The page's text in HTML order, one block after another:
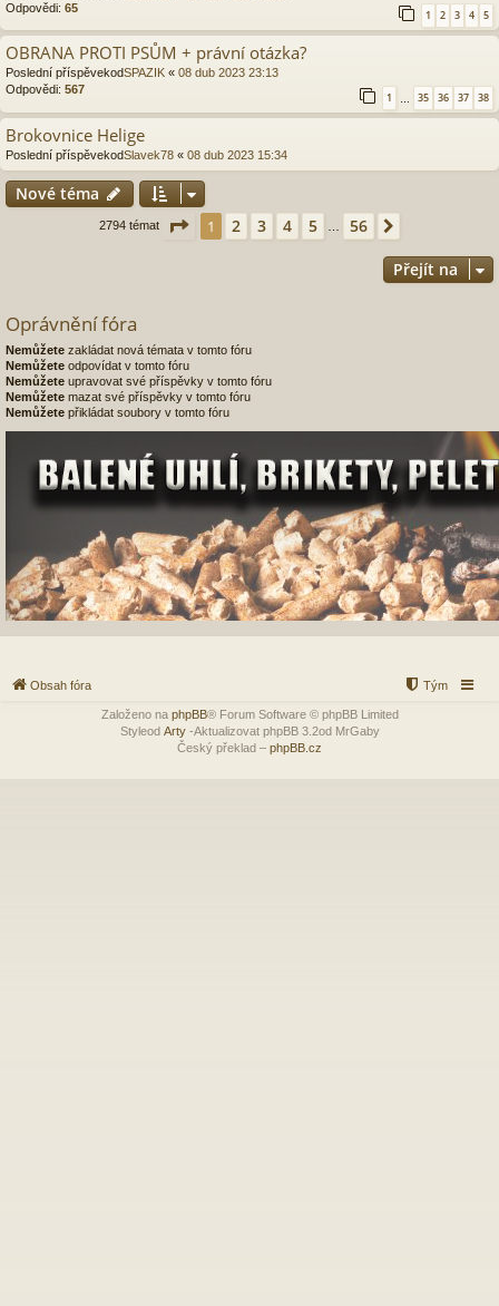
Odpovědi: 65
1 2 3 4 5
OBRANA PROTI PSŮM + právní otázka?
Poslední příspěvekodSPAZIK « 08 dub 2023 23:13
Odpovědi: 567
1 35 36 37 38
Brokovnice Helige
Poslední příspěvekodSlavek78 « 08 dub 2023 15:34
Nové téma
2794 témat Stránka 1z 56
1 2 3 4 5 56
Přejít na
Oprávnění fóra
Nemůžete zakládat nová témata v tomto fóru
Nemůžete odpovídat v tomto fóru
Nemůžete upravovat své příspěvky v tomto fóru
Nemůžete mazat své příspěvky v tomto fóru
Nemůžete přikládat soubory v tomto fóru
Obsah fóra Tým
Založeno na phpBB® Forum Software © phpBB Limited
Styleod Arty-Aktualizovat phpBB 3.2od MrGaby
Český překlad – phpBB.cz